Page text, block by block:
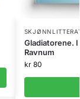
Gladiatorene.
Ravnum
kr80